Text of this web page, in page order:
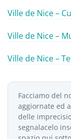
Ville de Nice –
Ville de Nice –
Ville de Nice –
Facciamo del
aggiornate ed
delle
segnalacelo